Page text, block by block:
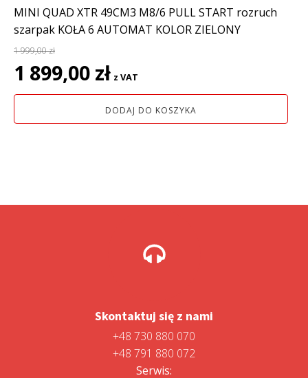
MINI QUAD XTR 49CM3 M8/6 PULL START rozruch
szarpak KOŁA 6 AUTOMAT KOLOR ZIELONY
1 999,00zł
Pierwotna
cena
wynosiła:
1 899,00 zł cena
wynosi:
1
z VAT
DODAJ DO KOSZYKA
Skontaktuj się z nami
+48 730 880 070
+48 791 880 072
Serwis: